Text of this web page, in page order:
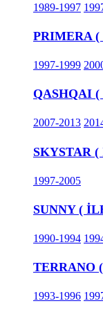
1989-1997
PRIMERA
1997-1999
QASHQAI
2007-2013
SKYSTAR
1997-2005
SUNNY (
1990-1994
TERRANO
1993-1996